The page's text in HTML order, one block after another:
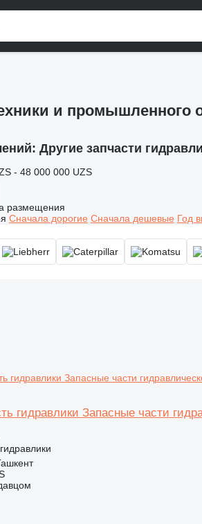
и промышленного
Другие запчасти
- 48 000 000 UZS
размещения
Сначала дорогие Сначала дешевые Год
гидравлики Запасные части